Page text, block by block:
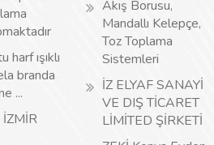
harf ışıklı
branda
...
Akış Borusu,
Mandallı Kelepçe,
Toz Toplama
Sistemleri
İZ ELYAF SANAYİ
VE DIŞ TİCARET
LİMİTED ŞİRKETİ